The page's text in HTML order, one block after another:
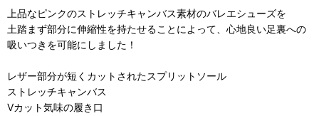
上品なピンクのストレッチキャンバス素材のバレエシューズを
土踏まず部分に伸縮性を持たせることによって、心地良い足裏への
吸いつきを可能にしました！
レザー部分が短くカットされたスプリットソール
ストレッチキャンバス
Vカット気味の履き口